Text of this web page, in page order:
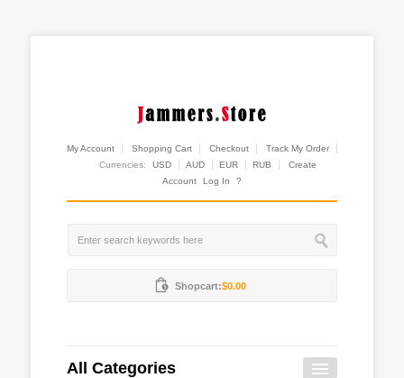
My Account Shopping Cart Checkout
Track My Order
Currencies:
USD AUD EUR RUB
Create
Account
Log In ?
Shopcart:$0.00
All Categories